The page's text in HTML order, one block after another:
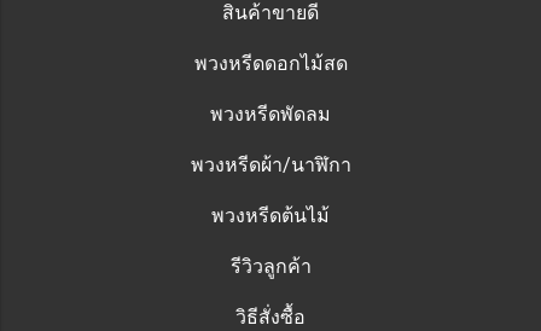
สินค้าขายดี
พวงหรีดดอกไม้สด
พวงหรีดพัดลม
พวงหรีดผ้า/นาฬิกา
พวงหรีดต้นไม้
รีวิวลูกค้า
วิธีสั่งซื้อ